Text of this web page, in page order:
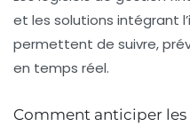
et les solutions intégrant
permettent de suivre,
en temps réel.
Comment anticiper